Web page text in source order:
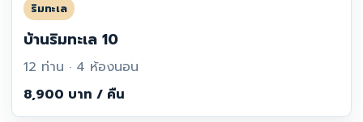
ริมทะเล
บ้านริมทะเล 10
12 ท่าน · 4 ห้องนอน
8,900 บาท / คืน